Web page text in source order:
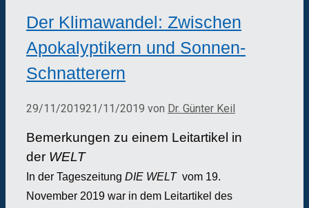
Der Klimawandel: Zwischen
Apokalyptikern und Sonnen-
Schnatterern
29/11/201921/11/2019 von Dr. Günter Keil
Bemerkungen zu einem Leitartikel in
der WELT
In der Tageszeitung DIE WELT vom 19.
November 2019 war in dem Leitartikel des